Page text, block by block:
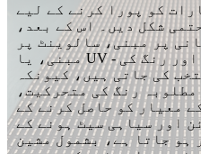
کو پورا کرنے کے لیے
شکل دیں۔ اس کے بعد،
پر مبنی، سالوینٹ پر
مبنی، یا UV - قابل علاج، ڈیزائن اور رنگ کی
کی جاتی ہیں، کیونکہ
رنگ کی متحرکیت،
معیار کو حاصل کرنے کے
اور سیاہی سیٹ ہونے کے
ہو جاتا ہے، بشمول مشین